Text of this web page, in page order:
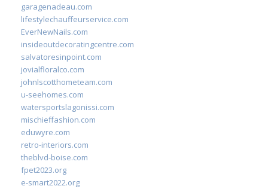
garagenadeau.com
lifestylechauffeurservice.com
EverNewNails.com
insideoutdecoratingcentre.com
salvatoresinpoint.com
jovialfloralco.com
johnlscotthometeam.com
u-seehomes.com
watersportslagonissi.com
mischieffashion.com
eduwyre.com
retro-interiors.com
theblvd-boise.com
fpet2023.org
e-smart2022.org